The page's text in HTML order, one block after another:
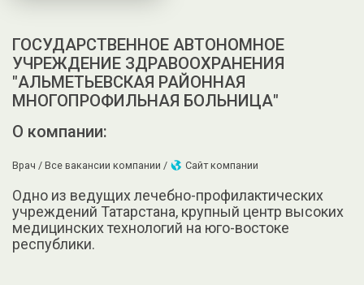
ГОСУДАРСТВЕННОЕ АВТОНОМНОЕ
УЧРЕЖДЕНИЕ ЗДРАВООХРАНЕНИЯ
"АЛЬМЕТЬЕВСКАЯ РАЙОННАЯ
МНОГОПРОФИЛЬНАЯ БОЛЬНИЦА"
О компании:
Врач / Все вакансии компании / Сайт компании
Одно из ведущих лечебно-профилактических
учреждений Татарстана, крупный центр высоких
медицинских технологий на юго-востоке
республики.